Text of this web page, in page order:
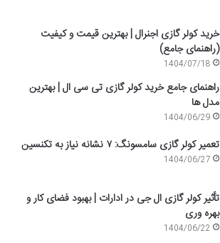
خرید کولر گازی اجنرال | بهترین قیمت و کیفیت
(راهنمای جامع)
1404/07/18
راهنمای جامع خرید کولر گازی تی سی ال | بهترین
مدل ها
1404/06/29
تعمیر کولر گازی سامسونگ: ۷ نشانه نیاز به تکنسین
1404/06/27
تأثیر کولر گازی ال جی در ادارات | بهبود فضای کار و
بهره وری
1404/06/22